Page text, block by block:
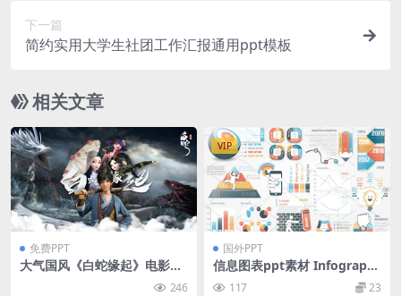
下一篇
简约实用大学生社团工作汇报通用ppt模板
相关文章
免费PPT
大气国风《白蛇缘起》电影pp
246
VIP
国外PPT
信息图表ppt素材 Infographi
c Elements
117 23